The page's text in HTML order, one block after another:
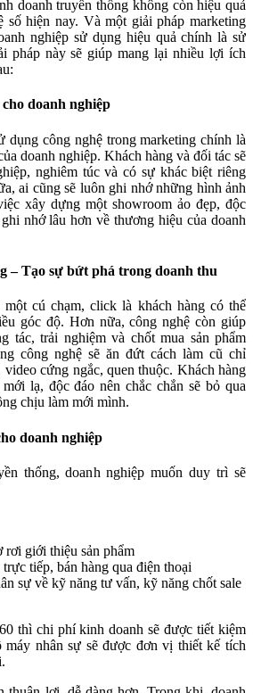
doanh truyền thống không còn hiệu quả
số hiện nay. Và một giải pháp marketing
nghiệp sử dụng hiệu quả chính là sử
pháp này sẽ giúp mang lại nhiều lợi ích
doanh nghiệp
dụng công nghệ trong marketing chính là
doanh nghiệp. Khách hàng và đối tác sẽ
nghiêm túc và có sự khác biệt riêng
ai cũng sẽ luôn ghi nhớ những hình ảnh
xây dựng một showroom ảo đẹp, độc
nhớ lâu hơn về thương hiệu của doanh
– Tạo sự bứt phá trong doanh thu
cú chạm, click là khách hàng có thể
góc độ. Hơn nữa, công nghệ còn giúp
tác, trải nghiệm và chốt mua sản phẩm
công nghệ sẽ ăn đứt cách làm cũ chỉ
video cứng ngắc, quen thuộc. Khách hàng
lạ, độc đáo nên chắc chắn sẽ bỏ qua
chịu làm mới mình.
doanh nghiệp
thống, doanh nghiệp muốn duy trì sẽ
rơi giới thiệu sản phẩm
tiếp, bán hàng qua điện thoại
sự về kỹ năng tư vấn, kỹ năng chốt sale
thì chi phí kinh doanh sẽ được tiết kiệm
máy nhân sự sẽ được đơn vị thiết kế tích